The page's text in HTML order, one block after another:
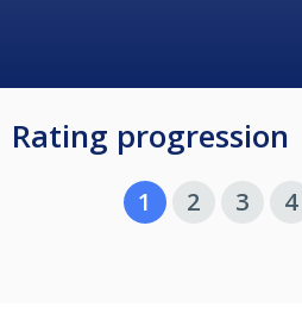
Rating progression
1 2 3 4